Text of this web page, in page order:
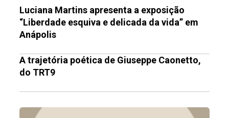
Luciana Martins apresenta a exposição
“Liberdade esquiva e delicada da vida” em
Anápolis
A trajetória poética de Giuseppe Caonetto,
do TRT9